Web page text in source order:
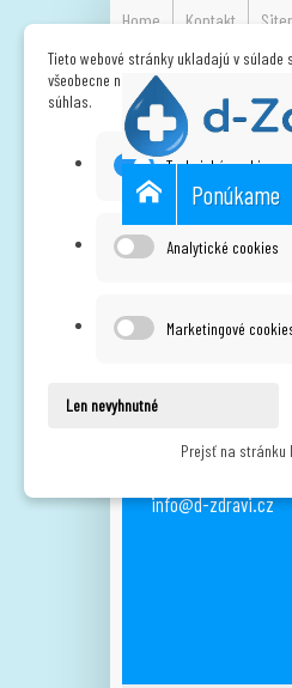
Home Kontakt
Ponúkame
Naše obchody
HRADEŠÍNSKÁ 2144/
ČESKÁ REPUBLIKA
info@d-zdravi.cz
Tieto webové stránky ukladajú v súlade
všeobecne nazývané cookies.
súhlas.
Technické cookies
Analytické cookies
Marketingové
Len nevyhnutné
Prejsť na stránku